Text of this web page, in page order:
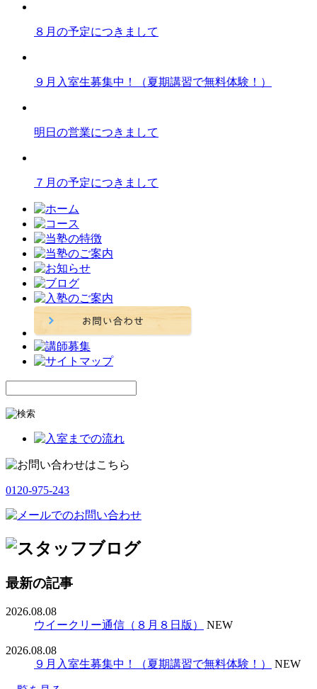
８月の予定につきまして
９月入室生募集中！（夏期講習で無料体験！）
明日の営業につきまして
７月の予定につきまして
0120-975-243
最新の記事
2026.08.08
ウイークリー通信（８月８日版）
NEW
2026.08.08
９月入室生募集中！（夏期講習で無料体験！）
NEW